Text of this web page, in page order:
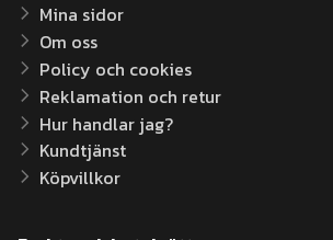
Mina sidor
Om oss
Policy och cookies
Reklamation och retur
Hur handlar jag?
Kundtjänst
Köpvillkor